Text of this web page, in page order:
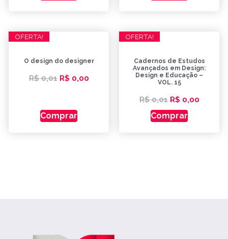
OFERTA!
O design do designer
R$0,01 R$ 0,00
Comprar
OFERTA!
Cadernos de Estudos
Avançados em Design:
Design e Educação –
VOL. 15
R$0,01 R$ 0,00
Comprar